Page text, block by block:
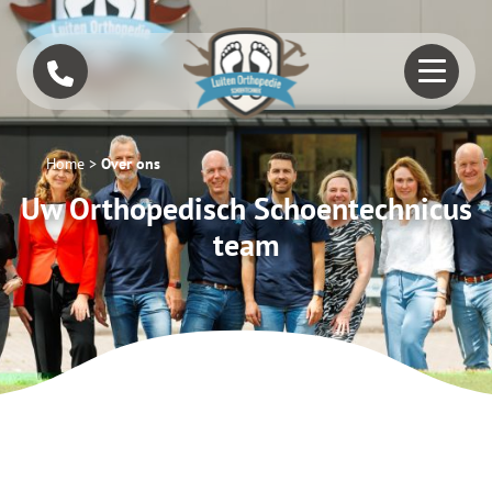
Home > Over ons
Uw Orthopedisch Schoentechnicus
team